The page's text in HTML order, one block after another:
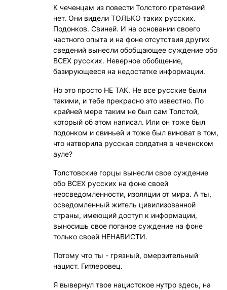
К чеченцам из повести Толстого претензий
нет. Они видели ТОЛЬКО таких русских.
Подонков. Свиней. И на основании своего
частного опыта и на фоне отсутствия других
сведений вынесли обобщающее суждение обо
ВСЕХ русских. Неверное обобщение,
базирующееся на недостатке информации.
Но это просто НЕ ТАК. Не все русские были
такими, и тебе прекрасно это известно. По
крайней мере таким не был сам Толстой,
который об этом написал. Или он тоже был
подонком и свиньей и тоже был виноват в том,
что натворила русская солдатня в чеченском
ауле?
Толстовские горцы вынесли свое суждение
обо ВСЕХ русских на фоне своей
неосведомленности, изоляции от мира. А ты,
осведомленный житель цивилизованной
страны, имеющий доступ к информации,
выносишь свое поганое суждение на фоне
только своей НЕНАВИСТИ.
Потому что ты - грязный, омерзительный
нацист. Гитлеровец.
Я вывернул твое нацистское нутро здесь, на